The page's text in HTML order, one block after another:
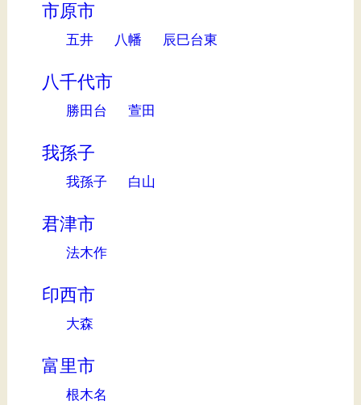
市原市
五井 八幡 辰巳台東
八千代市
勝田台 萱田
我孫子
我孫子 白山
君津市
法木作
印西市
大森
富里市
根木名